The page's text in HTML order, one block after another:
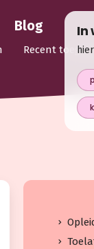
Blog
Recent
In